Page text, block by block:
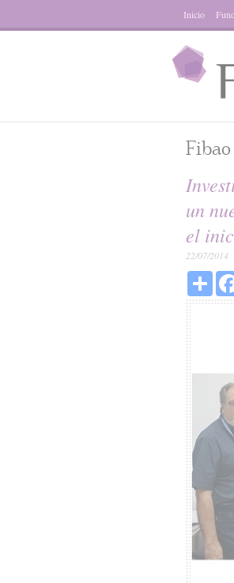
Inicio
Fibao
un
el
22/07/2014